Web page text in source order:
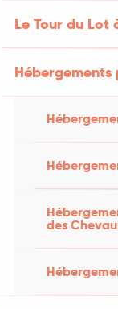
Le Tour du Lot
des
de
sur-Célé